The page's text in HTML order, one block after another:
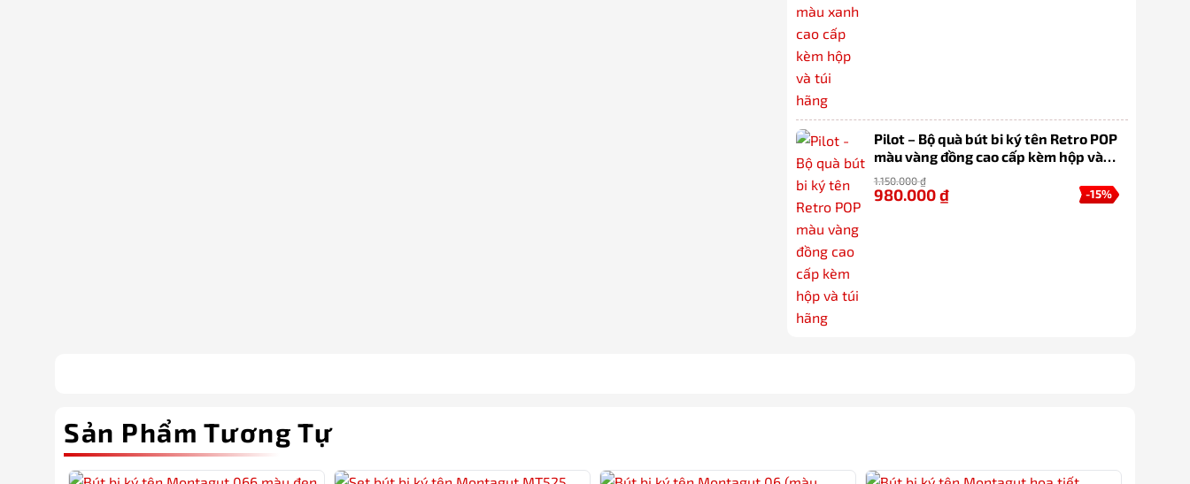
Pilot – Bộ quà bút bi ký tên Retro POP
màu vàng đồng cao cấp kèm hộp và
túi hãng
1.150.000₫
-15%
980.000₫
Sản Phẩm Tương Tự